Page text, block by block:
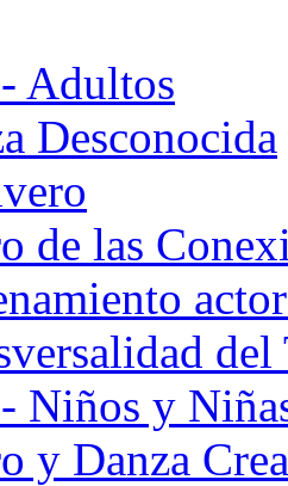
Adultos
Desconocida
de las
del
Niños y
y Danza